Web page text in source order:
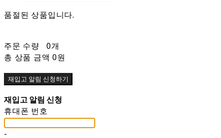
품절된 상품입니다.
주문 수량
0개
총 상품 금액 0원
재입고 알림 신청하기
재입고 알림 신청
휴대폰 번호
-